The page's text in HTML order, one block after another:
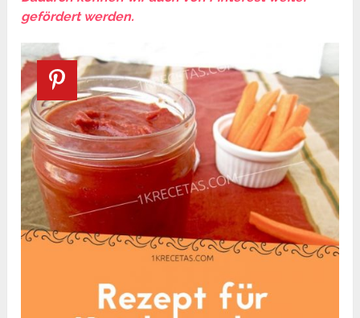
gefördert werden.